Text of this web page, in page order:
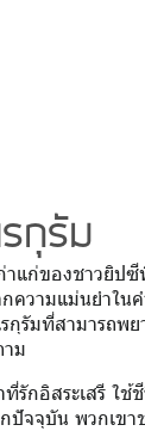
กุรัม
ก่าแก่ของชาวยิ
ความแม่นยำใ
รกุรัมที่สามารถ
ม
รักอิสระเสรี ใช้
ปัจจุบัน พวกเข